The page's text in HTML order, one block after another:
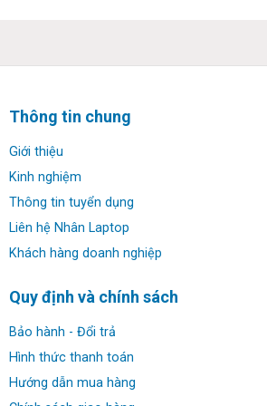
P5200 16GB GDDR5
✔ Webcam: Widescreen HD (720p)
digital microphones
1x khe thẻ SD, 1x DisplayPort mini, 1x
✔ Thời lượng pin: 94Wh Lithium-ion
✔ Trọng lượng: 3.37 kg
Thông tin chung
Giới thiệu
Kinh nghiệm
Thông tin tuyển dụng
Liên hệ Nhân Laptop
Khách hàng doanh nghiệp
Quy định và chính sách
Bảo hành - Đổi trả
Hình thức thanh toán
Hướng dẫn mua hàng